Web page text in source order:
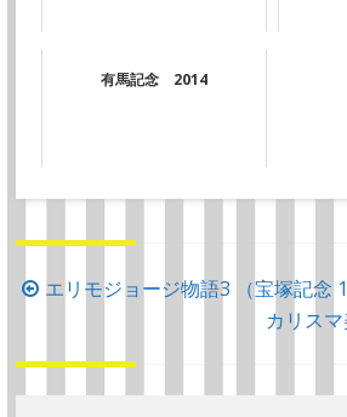
有馬記念 2014
投
ナ
ビ
エリモジョージ物語3 （宝塚記念
カリス